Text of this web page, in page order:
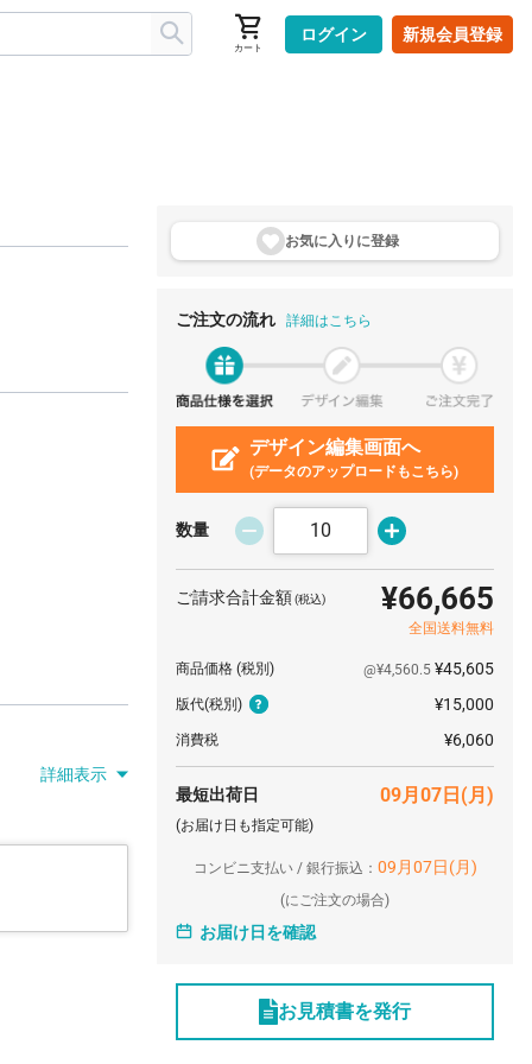
カート
ログイン 新規会員登録
詳細表示
お気に入りに登録
ご注文の流れ 詳細はこちら
デザイン編集画面へ
(データのアップロードもこちら)
数量
ご請求合計金額(税込) ¥66,665
全国送料無料
商品価格 (税別) @¥4,560.5 ¥45,605
版代(税別) ¥15,000
消費税 ¥6,060
最短出荷日 09月07日(月)
(お届け日も指定可能)
コンビニ支払い / 銀行振込： 09月07日(月)
(にご注文の場合)
お届け日を確認
お見積書を発行